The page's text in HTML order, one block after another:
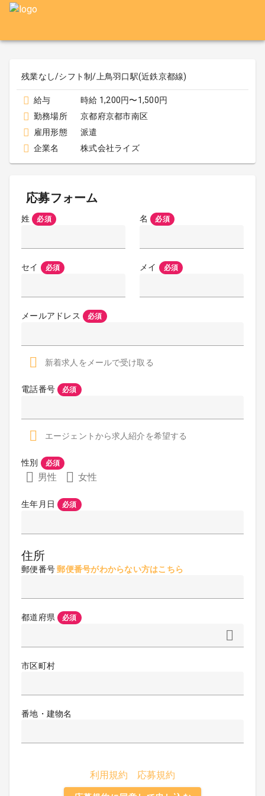
残業なし/シフト制/上鳥羽口駅(近鉄京都線)
給与
時給 1,200円〜1,500円
勤務場所
京都府京都市南区
雇用形態
派遣
企業名
株式会社ライズ
応募フォーム
姓 必須 名 必須
セイ 必須 メイ 必須
メールアドレス 必須
新着求人をメールで受け取る
電話番号 必須
エージェントから求人紹介を希望する
性別 必須
男性 女性
生年月日 必須
住所
郵便番号郵便番号がわからない方はこちら
都道府県 必須
市区町村
番地・建物名
利用規約 応募規約